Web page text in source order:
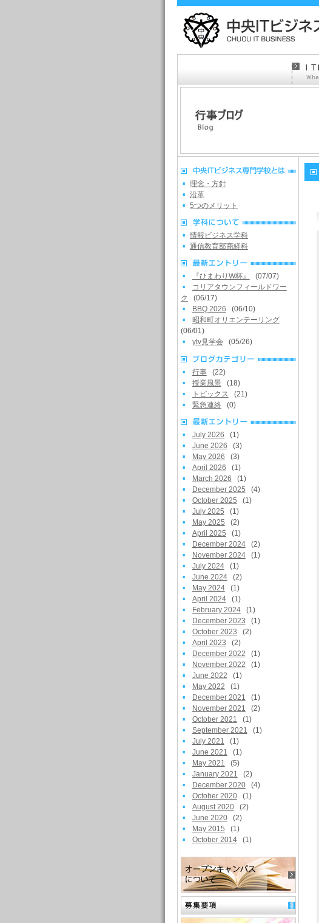
理念・方針
沿革
5つのメリット
情報ビジネス学科
通信教育部商経科
『ひまわりW杯』
(07/07)
コリアタウンフィールドワー
ク
(06/17)
BBQ 2026
(06/10)
昭和町オリエンテーリング
(06/01)
ytv見学会
(05/26)
行事
(22)
授業風景
(18)
トピックス
(21)
緊急連絡
(0)
July 2026
(1)
June 2026
(3)
May 2026
(3)
April 2026
(1)
March 2026
(1)
December 2025
(4)
October 2025
(1)
July 2025
(1)
May 2025
(2)
April 2025
(1)
December 2024
(2)
November 2024
(1)
July 2024
(1)
June 2024
(2)
May 2024
(1)
April 2024
(1)
February 2024
(1)
December 2023
(1)
October 2023
(2)
April 2023
(2)
December 2022
(1)
November 2022
(1)
June 2022
(1)
May 2022
(1)
December 2021
(1)
November 2021
(2)
October 2021
(1)
September 2021
(1)
July 2021
(1)
June 2021
(1)
May 2021
(5)
January 2021
(2)
December 2020
(4)
October 2020
(1)
August 2020
(2)
June 2020
(2)
May 2015
(1)
October 2014
(1)